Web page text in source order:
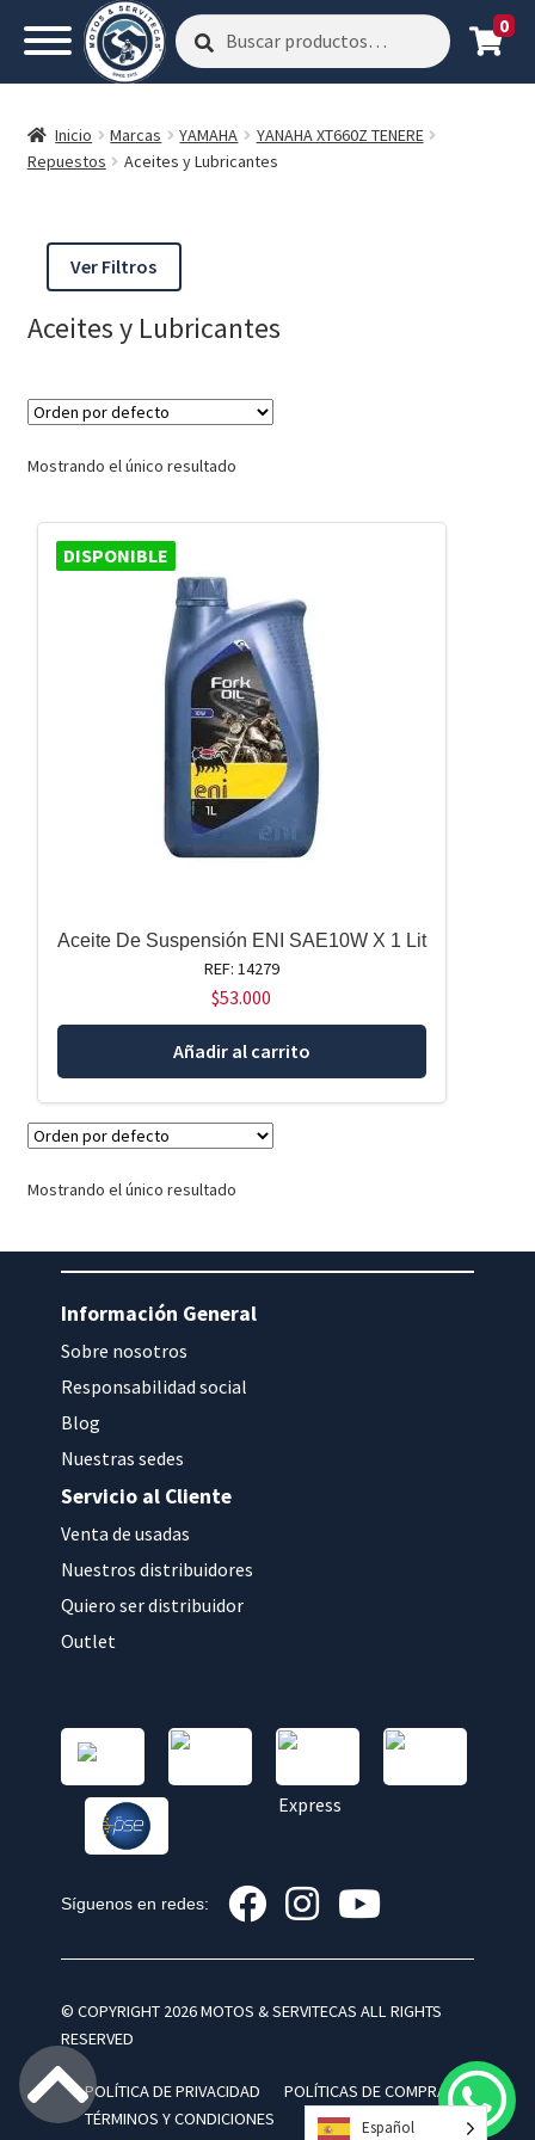
Buscar
por:
Buscar 0
Inicio Marcas YAMAHA
YANAHA XT660Z TENERE
Repuestos
Aceites y Lubricantes
Ver Filtros
Aceites y Lubricantes
Mostrando el único resultado
DISPONIBLE
Aceite De Suspensión ENI SAE10W X 1 Lit
REF: 14279
$53.000
Añadir al carrito
Mostrando el único resultado
Información General
Sobre nosotros
Responsabilidad social
Blog
Nuestras sedes
Servicio al Cliente
Venta de usadas
Nuestros distribuidores
Quiero ser distribuidor
Outlet
Síguenos en redes:
© COPYRIGHT 2026 MOTOS & SERVITECAS ALL RIGHTS
RESERVED
POLÍTICA DE PRIVACIDAD
POLÍTICAS DE COMPRA
TÉRMINOS Y CONDICIONES
Español